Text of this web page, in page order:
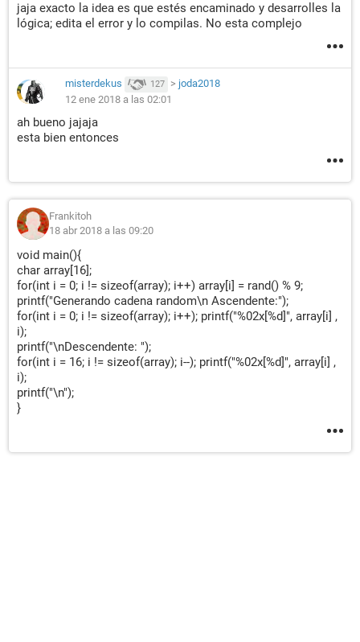
jaja exacto la idea es que estés encaminado y desarrolles la
lógica; edita el error y lo compilas. No esta complejo
misterdekus 127 > joda2018
12 ene 2018 a las 02:01
ah bueno jajaja
esta bien entonces
Frankitoh
18 abr 2018 a las 09:20
void main(){
char array[16];
for(int i = 0; i != sizeof(array); i++) array[i] = rand() % 9;
printf("Generando cadena random\n Ascendente:");
for(int i = 0; i != sizeof(array); i++); printf("%02x[%d]", array[i] ,
i);
printf("\nDescendente: ");
for(int i = 16; i != sizeof(array); i--); printf("%02x[%d]", array[i] ,
i);
printf("\n");
}